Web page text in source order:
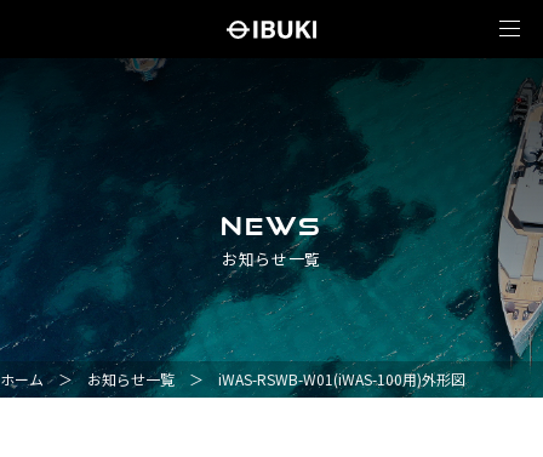
NEWS
お知らせ一覧
ホーム ＞ お知らせ一覧 ＞ iWAS-RSWB-W01(iWAS-100用)外形図